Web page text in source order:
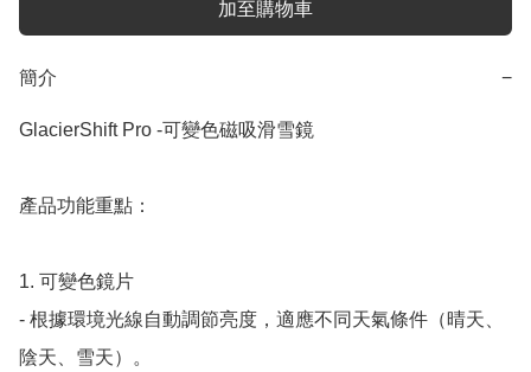
加至購物車
簡介 −
GlacierShift Pro -可變色磁吸滑雪鏡
產品功能重點：
1. 可變色鏡片
- 根據環境光線自動調節亮度，適應不同天氣條件（晴天、
陰天、雪天）。